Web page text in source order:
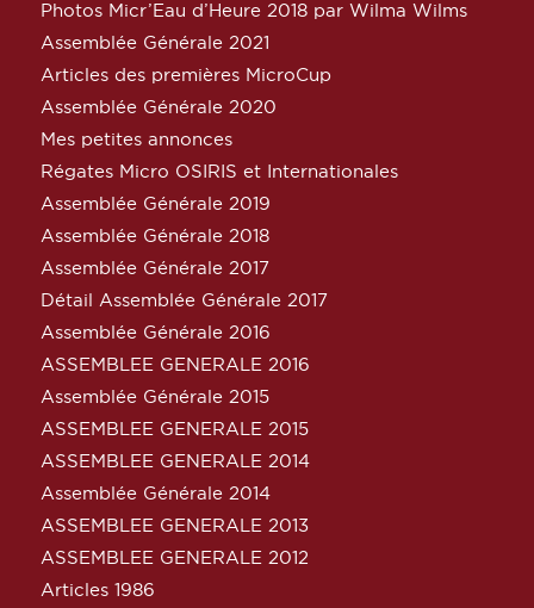
Photos Micr’Eau d’Heure 2018 par Wilma Wilms
Assemblée Générale 2021
Articles des premières MicroCup
Assemblée Générale 2020
Mes petites annonces
Régates Micro OSIRIS et Internationales
Assemblée Générale 2019
Assemblée Générale 2018
Assemblée Générale 2017
Détail Assemblée Générale 2017
Assemblée Générale 2016
ASSEMBLEE GENERALE 2016
Assemblée Générale 2015
ASSEMBLEE GENERALE 2015
ASSEMBLEE GENERALE 2014
Assemblée Générale 2014
ASSEMBLEE GENERALE 2013
ASSEMBLEE GENERALE 2012
Articles 1986